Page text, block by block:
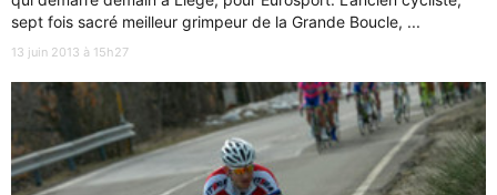
sept fois sacré meilleur grimpeur de la Grande Boucle, ...
13 juin 2013 à 15h27